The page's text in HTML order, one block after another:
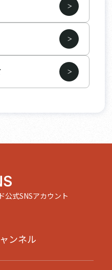
公式SNSアカウント
ンネル